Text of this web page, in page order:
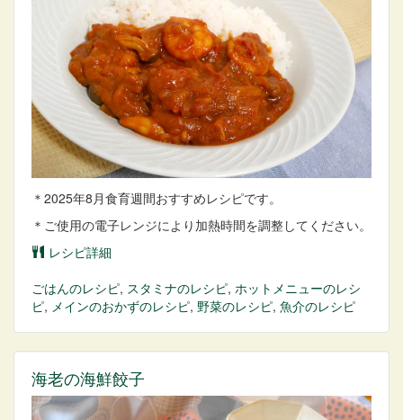
＊2025年8月食育週間おすすめレシピです。
＊ご使用の電子レンジにより加熱時間を調整してください。
レシピ詳細
ごはんのレシピ, スタミナのレシピ, ホットメニューのレシ
ピ, メインのおかずのレシピ, 野菜のレシピ, 魚介のレシピ
海老の海鮮餃子